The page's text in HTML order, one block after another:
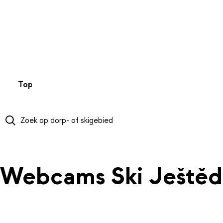
Top 50
Webcams Ski Ještěd